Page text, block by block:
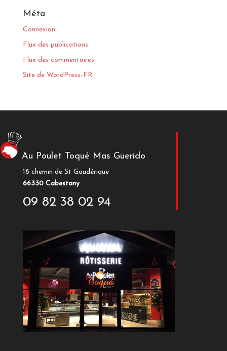
Méta
Connexion
Flux des publications
Flux des commentaires
Site de WordPress-FR
Au Poulet Toqué Mas Guerido
18 chemin de St Gaudérique
66330 Cabestany
09 82 38 02 94